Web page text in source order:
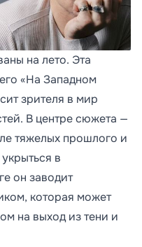
на лето. Эта
«На Западном
зрителя в мир
В центре сюжета —
тяжелых прошлого и
в
он заводит
которая может
на выход из тени и